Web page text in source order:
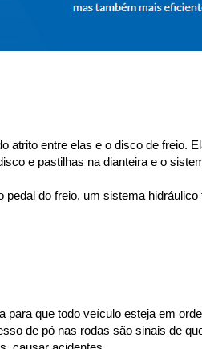
entre elas e o disco de freio.
e pastilhas na dianteira e o
do freio, um sistema
que todo veículo esteja em
de pó nas rodas são sinais de